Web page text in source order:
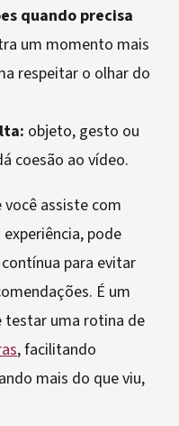
quando precisa
um momento mais
respeitar o olhar do
objeto, gesto ou
coesão ao vídeo.
assiste com
pode
para evitar
É um
uma rotina de
, facilitando
mais do que viu,